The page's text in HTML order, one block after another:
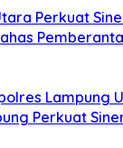
Perkuat
Lampung
Perkuat